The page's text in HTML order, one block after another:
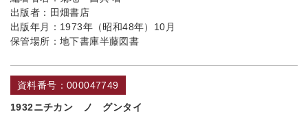
出版者： 田畑書店
出版年月： 1973年（昭和48年）10月
保管場所： 地下書庫半藤図書
資料番号：000047749
1932ニチカン ノ グンタイ